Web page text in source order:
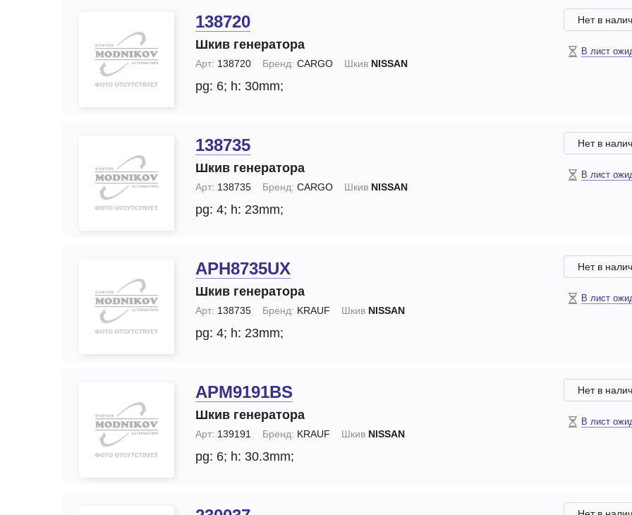
138720
Шкив генератора
Арт: 138720 Бренд: CARGO Шкив NISSAN
pg: 6; h: 30mm;
Нет в
В лист
138735
Шкив генератора
Арт: 138735 Бренд: CARGO Шкив NISSAN
pg: 4; h: 23mm;
Нет в
В лист
APH8735UX
Шкив генератора
Арт: 138735 Бренд: KRAUF Шкив NISSAN
pg: 4; h: 23mm;
Нет в
В лист
APM9191BS
Шкив генератора
Арт: 139191 Бренд: KRAUF Шкив NISSAN
pg: 6; h: 30.3mm;
Нет в
В лист